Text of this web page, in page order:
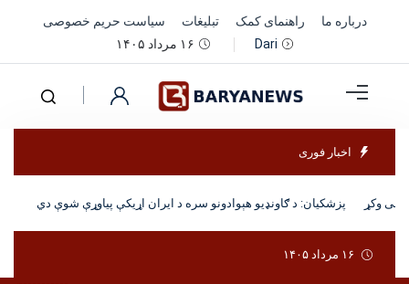
درباره ما راهنمای کمک تبلیغات
سیاست حریم خصوصی
Dari
۱۶ مرداد ۱۴۰۵
اخبار فوری
پزشکیان: د ګاونډیو هېوادونو سره د ایران اړیکې پیاوړې شوې دي وکړ
۱۶ مرداد ۱۴۰۵